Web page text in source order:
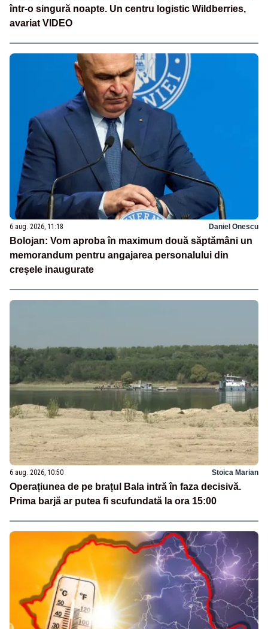
într-o singură noapte. Un centru logistic Wildberries,
avariat VIDEO
6 aug. 2026, 11:18 Daniel Onescu
Bolojan: Vom aproba în maximum două săptămâni un
memorandum pentru angajarea personalului din
creșele inaugurate
6 aug. 2026, 10:50 Stoica Marian
Operațiunea de pe brațul Bala intră în faza decisivă.
Prima barjă ar putea fi scufundată la ora 15:00